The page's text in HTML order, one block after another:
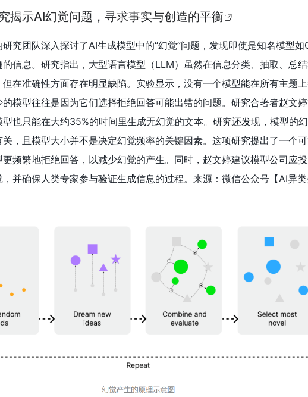
Dream Machine 1.5 版本，这一更新在AI视频生成
外观变化不大，但其底层模型的改进在现实感、运动跟踪和提示理解能
Machine 1.5通过增强提示遵从性和运动效果，提高了文本到视频生成
能力，能够生成清晰的Logo屏幕和结束板。此外，新版本在生成速度上
成五秒钟的视频，这对内容创作者来说是一个巨大的效率提升。角色一
到了加强，简化了视频创作中的后期处理难度。LumaAI的这一进步不仅
扩展到教育和企业培训等更多领域。同时，我们也应警惕AI技术带来的
合法性问题，确保人类的创造力和判断力不被替代。来源：搜狐新闻